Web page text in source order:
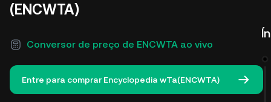
(ENCWTA)
Conversor de preço de ENCWTA ao vivo
Entre para comprar Encyclopedia wTa(ENCWTA)